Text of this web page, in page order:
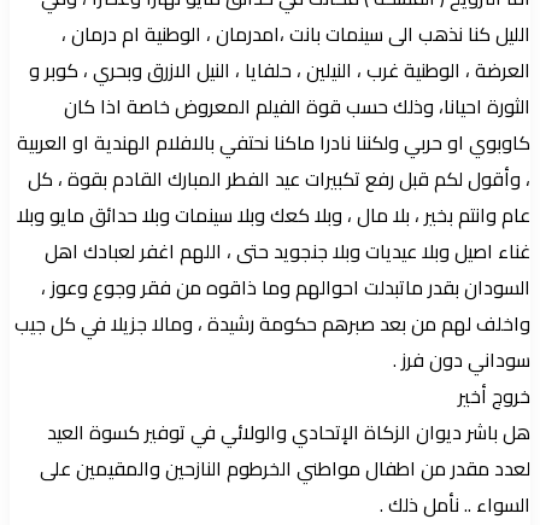
الليل كنا نذهب الى سينمات بانت ،امدرمان ، الوطنية ام درمان ،
العرضة ، الوطنية غرب ، النيلين ، حلفايا ، النيل الازرق وبحري ، كوبر و
الثورة احيانا، وذلك حسب قوة الفيلم المعروض خاصة اذا كان
كاوبوي او حربي ولكننا نادرا ماكنا نحتفي بالافلام الهندية او العربية
، وأقول لكم قبل رفع تكبيرات عيد الفطر المبارك القادم بقوة ، كل
عام وانتم بخير ، بلا مال ، وبلا كعك وبلا سينمات وبلا حدائق مايو وبلا
غناء اصيل وبلا عيديات وبلا جنجويد حتى ، اللهم اغفر لعبادك اهل
السودان بقدر ماتبدلت احوالهم وما ذاقوه من فقر وجوع وعوز ،
واخلف لهم من بعد صبرهم حكومة رشيدة ، ومالا جزيلا في كل جيب
سوداني دون فرز .
خروج أخير
هل باشر ديوان الزكاة الإتحادي والولائي في توفير كسوة العيد
لعدد مقدر من اطفال مواطني الخرطوم النازحين والمقيمين على
السواء .. نأمل ذلك .